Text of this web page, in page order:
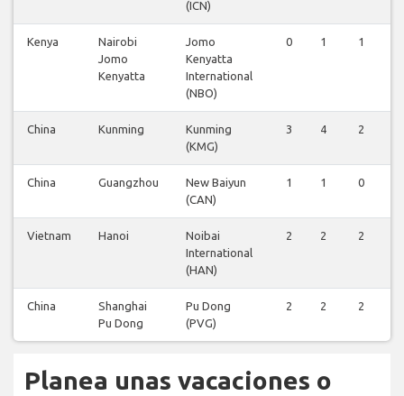
(ICN)
Kenya
Nairobi
Jomo
Kenyatta
Jomo
Kenyatta
International
(NBO)
0 1 1
China Kunming
Kunming
(KMG)
3 4 2
China Guangzhou
New Baiyun
(CAN)
1 1 0
Vietnam Hanoi
Noibai
International
(HAN)
2 2 2
China
Shanghai
Pu Dong
Pu Dong
(PVG)
2 2 2
Planea unas vacaciones o